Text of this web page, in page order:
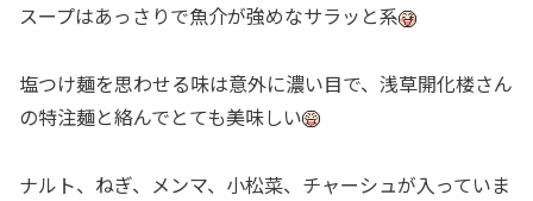
スープはあっさりで魚介が強めなサラッと系
塩つけ麺を思わせる味は意外に濃い目で、浅草開化楼さん
の特注麺と絡んでとても美味しい
ナルト、ねぎ、メンマ、小松菜、チャーシュが入っていま